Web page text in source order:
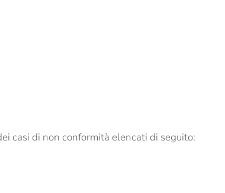
casi di non conformità elencati di seguito: